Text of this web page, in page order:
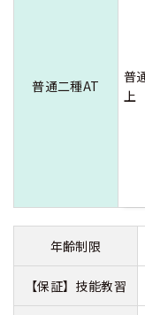
普通二種AT
普
上
年齢制限
【保証】技能教習